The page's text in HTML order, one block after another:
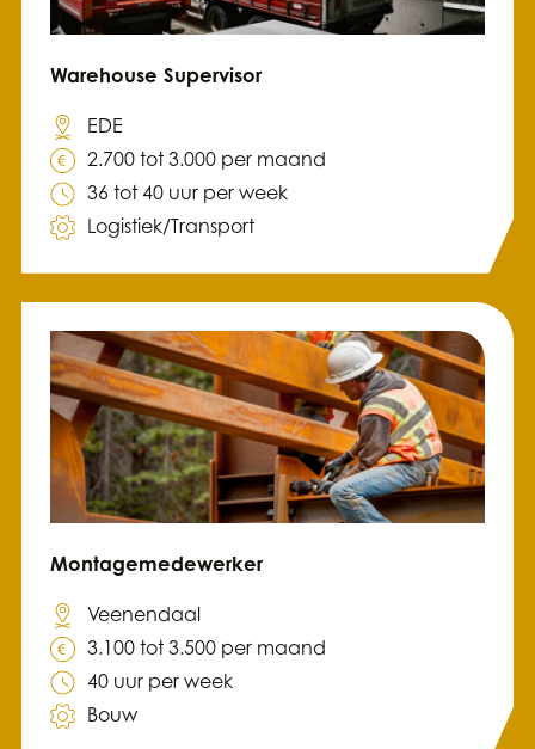
Warehouse Supervisor
EDE
2.700 tot 3.000 per maand
36 tot 40 uur per week
Logistiek/Transport
Montagemedewerker
Veenendaal
3.100 tot 3.500 per maand
40 uur per week
Bouw